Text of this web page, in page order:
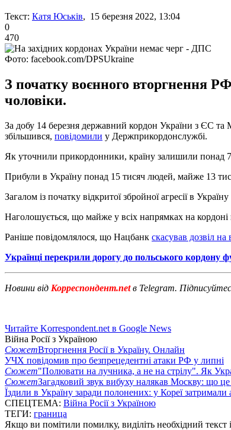
Текст: Катя Юськів, 15 березня 2022, 13:04
0
470
Фото: facebook.com/DPSUkraine
З початку воєнного вторгнення
чоловіки.
За добу 14 березня державний кордон України з ЄС та
збільшився, повідомили у Держприкордонслужбі.
Як уточнили прикордонники, країну залишили понад
Прибули в Україну понад 15 тисяч людей, майже 13
Загалом із початку відкритої збройної агресії в
Наголошується, що майже у всіх напрямках на кордоні
Раніше повідомлялося, що Нацбанк скасував дозвіл
Українці перекрили дорогу до польського
Новини від Корреспондент.netв Telegram.
Читайте Korrespondent.net в Google News
Війна Росії з Україною
СюжетВторгнення Росії в Україну. Онлайн
УЧХ повідомив про безпрецедентні атаки РФ у липні
Сюжет"Полювати на лучника, а не на стрілу". Як
СюжетЗагадковий звук вибуху налякав Москву: що це
Їздили в Україну заради полонених: у Кореї затримали
СПЕЦТЕМА: Війна Росії з Україною
ТЕГИ: граница
Якщо ви помітили помилку, виділіть необхідний